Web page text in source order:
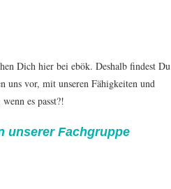
Dich hier bei ebök. Deshalb findest Du
uns vor, mit unseren Fähigkeiten und
es passt?!
unserer Fachgruppe